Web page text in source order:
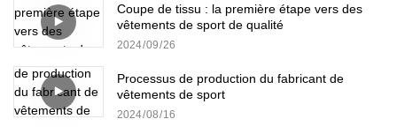
Coupe de tissu : la première étape vers des
vêtements de sport de qualité
2024 09 26
Processus de production du fabricant de
vêtements de sport
2024 08 16